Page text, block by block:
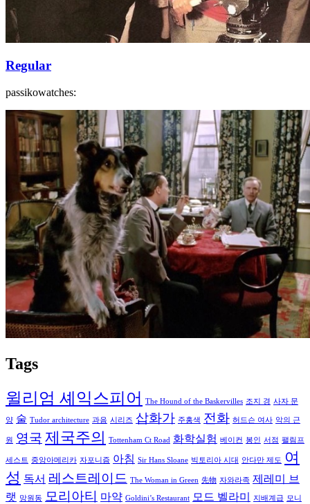
Regular
passikowatches:
Tags
윌리엄 셰익스피어
The Hound of the Baskervilles 조지 경 사자 문
양 술 Tudor architecture 과음 시리즈 삽화가 주홍색 전화 허드슨 여사 악의 근
원 영국 제국주의 Tottenham Ct Road 화학실험 베이컨 봉인 서점 팰림프
세스트 중앙아메리카 자포니즘 아침 Sir Hans Sloane 빅토리아 시대 안다만 제도
여
성 독서 레스트레이드 The Woman in Green 先物 자와라족 제레미 브
랫
망원동 모리아티 마약 Goldini’s Restaurant 모드 벨라미 지배계급 모니